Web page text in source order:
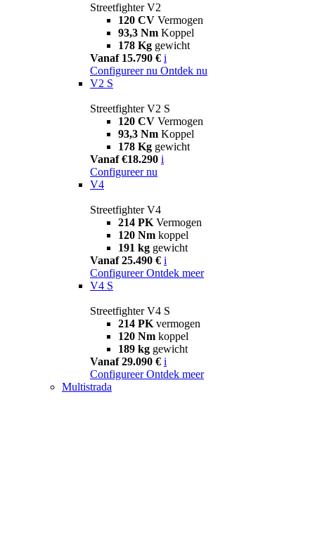
Streetfighter V2
120 CV Vermogen
93,3 Nm Koppel
178 Kg gewicht
Vanaf 15.790 € i
Configureer nu Ontdek nu
V2 S
Streetfighter V2 S
120 CV Vermogen
93,3 Nm Koppel
178 Kg gewicht
Vanaf €18.290 i
Configureer nu
V4
Streetfighter V4
214 PK Vermogen
120 Nm koppel
191 kg gewicht
Vanaf 25.490 € i
Configureer Ontdek meer
V4 S
Streetfighter V4 S
214 PK vermogen
120 Nm koppel
189 kg gewicht
Vanaf 29.090 € i
Configureer Ontdek meer
Multistrada